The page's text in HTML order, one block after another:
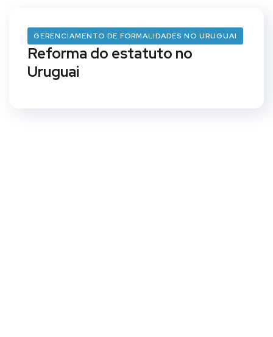
GERENCIAMENTO DE FORMALIDADES NO URUGUAI
Reforma do estatuto no
Uruguai